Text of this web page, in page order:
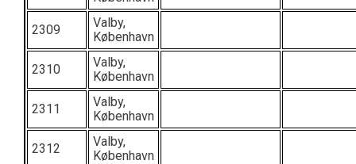
2309
Valby,
København
2310
Valby,
København
2311
Valby,
København
2312
Valby,
København